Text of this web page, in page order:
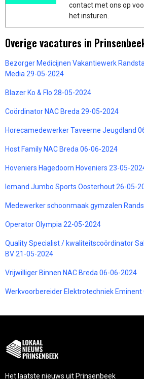
contact met ons op
het insturen.
Overige vacatures in
Bezorger Medicijnen Vakantiewerk
Media 29-05-2024
Blazer Ko & Flo 28-05-2024
Coördinator NAC Breda 29-05-2024
Horecamedewerker Taveerne Jeugdland
Host Family NAC Breda 06-06-2024
Hoveniers Hagedoorn Hoveniers 23-05-
Iemand Jumbo Sports Oosterhout 26-05-
Medewerker schoonmaak gymzalen
Operator Olympia 22-05-2024
Quality Specialist / kwaliteitscoördinator
BV 21-05-2024
Vrijwilliger Binnen NAC Breda 06-06-2024
Werkvoorbereider Elektrotechniek Eminent
Het laatste nieuws uit Prinsenbeek